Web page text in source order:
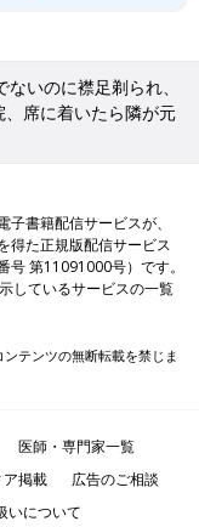
ないのに襟足剃られ、
席に着いたら隣が元
書籍配信サービスが、
得た正規版配信サービス
第11091000号）です。
しているサービスの一覧
テンツの無断転載を禁じま
医師・専門家一覧
掲載
広告のご相談
いについて